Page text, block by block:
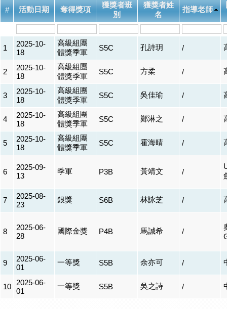
# 活動日期 奪得獎項
獲獎者班
別
獲獎者姓
名
指導老師
1
2025-10-
18
高級組團
體獎季軍
S5C 孔詩玥 /
2
2025-10-
18
高級組團
體獎季軍
S5C 方柔 /
3
2025-10-
18
高級組團
體獎季軍
S5C 吳佳瑜 /
4
2025-10-
18
高級組團
體獎季軍
S5C 鄭淋之 /
5
2025-10-
18
高級組團
體獎季軍
S5C 霍海晴 /
6
2025-09-
13
季軍 P3B 黃靖文 /
7
2025-08-
23
銀獎 S6B 林詠芝 /
8
2025-06-
28
國際金獎 P4B 馬誠希 /
9
2025-06-
01
一等獎 S5B 余亦可 /
10
2025-06-
01
一等獎 S5B 吳之詩 /